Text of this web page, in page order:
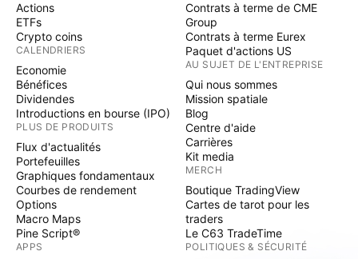
Actions
ETFs
Crypto coins
CALENDRIERS
Economie
Bénéfices
Dividendes
Introductions en bourse (IPO)
PLUS DE PRODUITS
Flux d'actualités
Portefeuilles
Graphiques fondamentaux
Courbes de rendement
Options
Macro Maps
Pine Script®
APPS
Contrats à terme de CME
Group
Contrats à terme Eurex
Paquet d'actions US
AU SUJET DE L'ENTREPRISE
Qui nous sommes
Mission spatiale
Blog
Centre d'aide
Carrières
Kit media
MERCH
Boutique TradingView
Cartes de tarot pour les
traders
Le C63 TradeTime
POLITIQUES & SÉCURITÉ